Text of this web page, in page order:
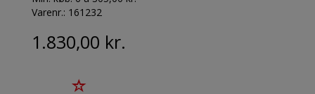
Varenr.: 161232
1.830,00 kr.